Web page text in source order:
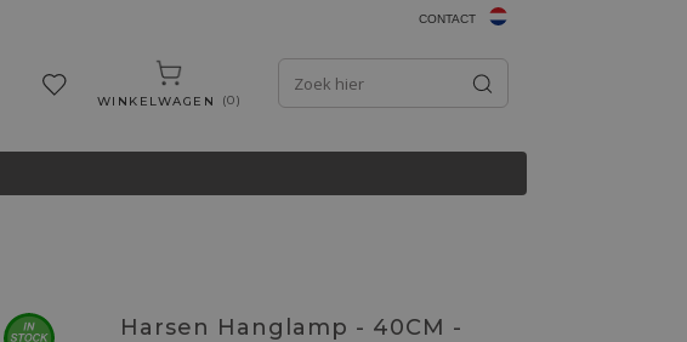
CONTACT
WINKELWAGEN 0
Harsen Hanglamp - 40CM -